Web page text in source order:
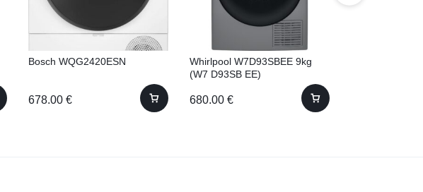
Bosch WQG2420ESN
678.00 €
Whirlpool W7D93SBEE 9kg
(W7 D93SB EE)
680.00 €